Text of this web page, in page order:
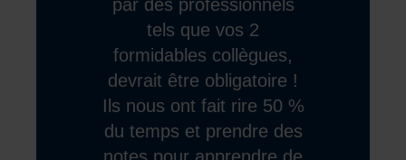
par des professionnels
tels que vos 2
formidables collègues,
devrait être obligatoire !
Ils nous ont fait rire 50 %
du temps et prendre des